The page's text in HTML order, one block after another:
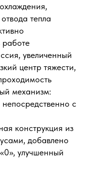
тепла
увеличенный
центр тяжести,
механизм:
с
конструкция из
добавлено
улучшенный